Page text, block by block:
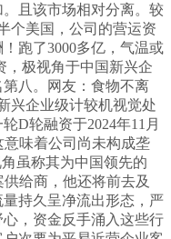
且该市场相对分离。较
个美国，公司的营运资
跑了3000多亿，气温或
极视角于中国新兴企
八。网友：食物不离
兴企业级计较机视觉处
D轮融资于2024年11月
意味着公司尚未构成垄
虽称其为中国领先的
给商，他还将前去及
持久呈净流出形态，严
，资金反手涌入这些行